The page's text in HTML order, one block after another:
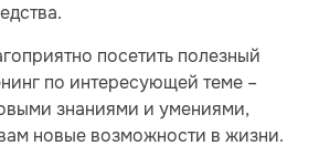
посетить полезный
по интересующей теме –
знаниями и умениями,
новые возможности в жизни.